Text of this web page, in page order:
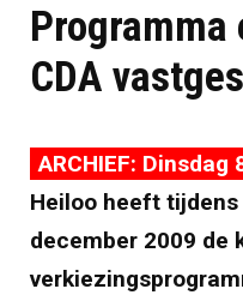
CDA
ARCHIEF:
Heiloo heeft tijdens
december 2009 de